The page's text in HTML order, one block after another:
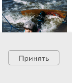
Принять